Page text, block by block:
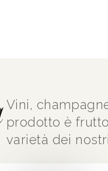
Vini,
prodotto è
varietà dei